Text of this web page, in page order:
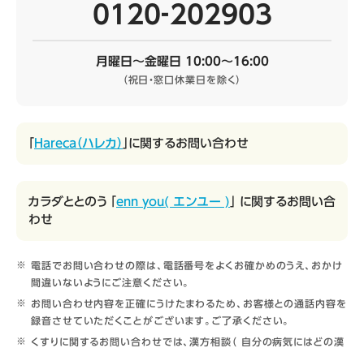
0120‐202903
月曜日～金曜日 10:00～16:00
（祝日・窓口休業日を除く）
Hareca（ハレカ） 」に関するお問い合わせ
カラダととのう 「 enn you( エンユー ) 」 に関するお問い合
わせ
電話でお問い合わせの際は、電話番号をよくお確かめのうえ、おかけ
間違いないようにご注意ください。
お問い合わせ内容を正確にうけたまわるため、お客様との通話内容を
録音させていただくことがございます。ご了承ください。
くすりに関するお問い合わせでは、漢方相談（ 自分の病気にはどの漢